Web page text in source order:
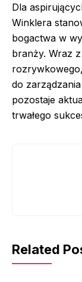
Dla
Winklera
bogactwa w
branży. Wraz
do
pozostaje
trwałego
Related